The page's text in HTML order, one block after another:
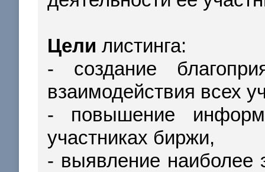
Цели листинга:
- создание
взаимодействия всех
- повышение
участниках биржи,
- выявление наиболее